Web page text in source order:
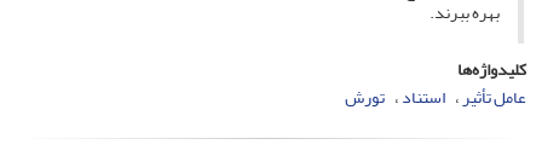
بهره ببرند.
کلیدواژه‌ها
عامل تأثیر استناد تورش